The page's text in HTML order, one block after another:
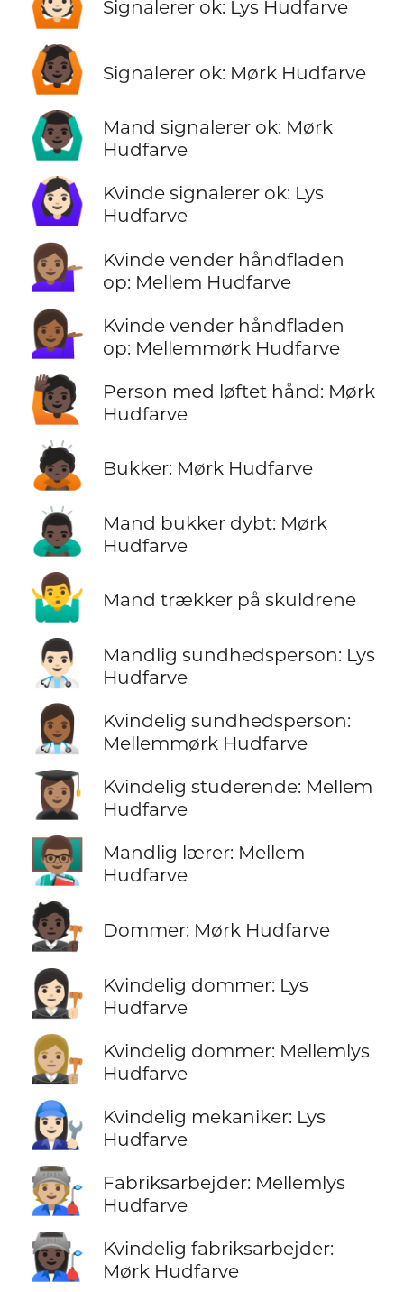
Signalerer ok: Lys Hudfarve
🙆🏿 Signalerer ok: Mørk Hudfarve
🙆🏿‍♂️
Mand signalerer ok: Mørk
Hudfarve
🙆🏻‍♀️
Kvinde signalerer ok: Lys
Hudfarve
💁🏽‍♀️
Kvinde vender håndfladen
op: Mellem Hudfarve
💁🏾‍♀️
Kvinde vender håndfladen
op: Mellemmørk Hudfarve
🙋🏿
Person med løftet hånd: Mørk
Hudfarve
🙇🏿 Bukker: Mørk Hudfarve
🙇🏿‍♂️
Mand bukker dybt: Mørk
Hudfarve
🤷‍♂️ Mand trækker på skuldrene
👨🏻‍⚕️
Mandlig sundhedsperson: Lys
Hudfarve
👩🏾‍⚕️
Kvindelig sundhedsperson:
Mellemmørk Hudfarve
👩🏽‍🎓
Kvindelig studerende: Mellem
Hudfarve
👨🏽‍🏫
Mandlig lærer: Mellem
Hudfarve
🧑🏿‍⚖️ Dommer: Mørk Hudfarve
👩🏻‍⚖️
Kvindelig dommer: Lys
Hudfarve
👩🏼‍⚖️
Kvindelig dommer: Mellemlys
Hudfarve
👩🏻‍🔧
Kvindelig mekaniker: Lys
Hudfarve
🧑🏼‍🏭
Fabriksarbejder: Mellemlys
Hudfarve
👩🏿‍🏭
Kvindelig fabriksarbejder:
Mørk Hudfarve